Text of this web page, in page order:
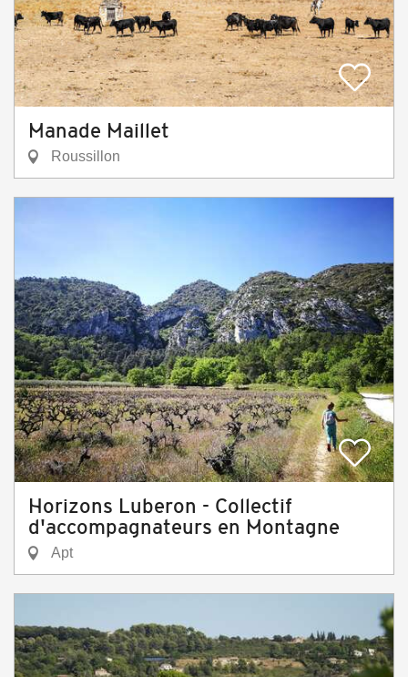
Manade Maillet
Roussillon
Horizons Luberon - Collectif
d'accompagnateurs en Montagne
Apt